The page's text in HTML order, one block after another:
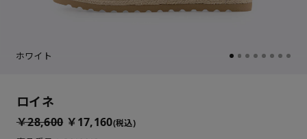
ホワイト
ロイネ
￥28,600 ￥17,160(税込)